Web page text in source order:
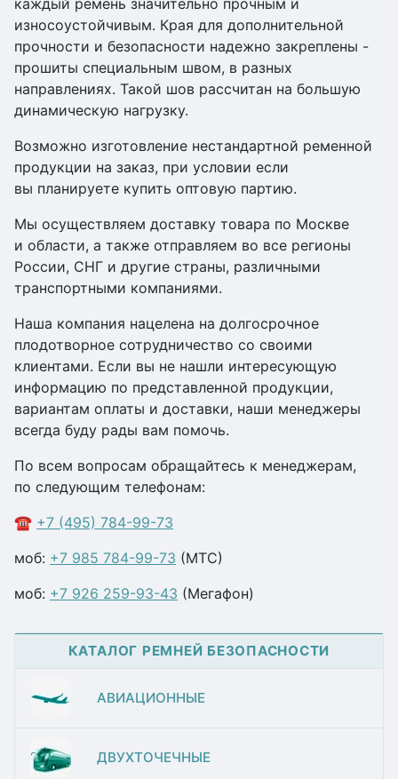
КАТАЛОГ РЕМНЕЙ БЕЗОПАСНОСТИ
АВИАЦИОННЫЕ
ДВУХТОЧЕЧНЫЕ
каждый ремень значительно прочным и
износоустойчивым. Края для дополнительной
прочности и безопасности надежно закреплены -
прошиты специальным швом, в разных
направлениях. Такой шов рассчитан на большую
динамическую нагрузку.
Возможно изготовление нестандартной ременной
продукции на заказ, при условии если
вы планируете купить оптовую партию.
Мы осуществляем доставку товара по Москве
и области, а также отправляем во все регионы
России, СНГ и другие страны, различными
транспортными компаниями.
Наша компания нацелена на долгосрочное
плодотворное сотрудничество со своими
клиентами. Если вы не нашли интересующую
информацию по представленной продукции,
вариантам оплаты и доставки, наши менеджеры
всегда буду рады вам помочь.
По всем вопросам обращайтесь к менеджерам,
по следующим телефонам:
☎ +7 (495) 784-99-73
моб: +7 985 784-99-73 (МТС)
моб: +7 926 259-93-43 (Мегафон)